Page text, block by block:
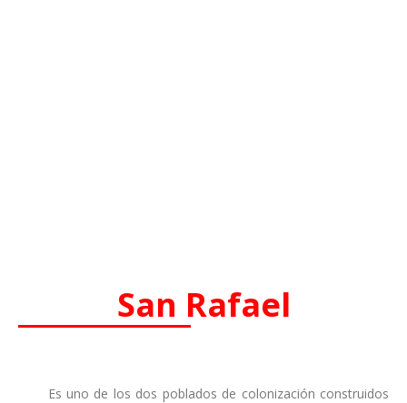
San Rafael
Es uno de los dos poblados de colonización construidos